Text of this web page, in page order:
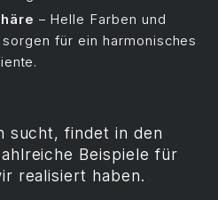
– Helle Farben und
für ein harmonisches
sucht, findet in den
Beispiele für
realisiert haben.